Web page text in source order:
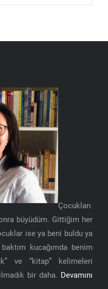
Çocukları
büyüdüm. Gittiğim her
ise ya beni buldu ya
kucağımda benim
ve “kitap” kelimeleri
bir daha. Devamını